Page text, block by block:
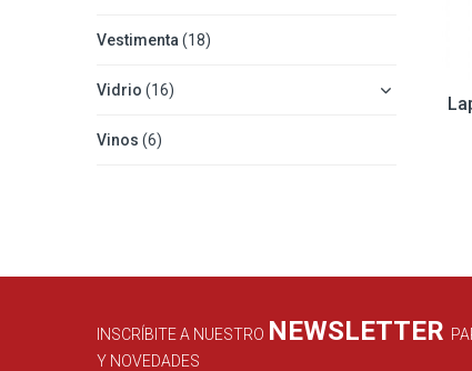
Vestimenta (18)
Vidrio (16)
Vinos (6)
INSCRÍBITE A NUESTRO NEWSLETTER
Y NOVEDADES